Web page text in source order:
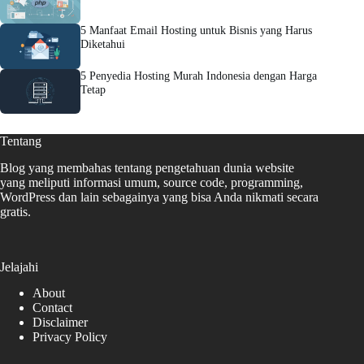
5 Manfaat Email Hosting untuk Bisnis yang Harus
Diketahui
5 Penyedia Hosting Murah Indonesia dengan Harga
Tetap
Tentang
Blog yang membahas tentang pengetahuan dunia website
yang meliputi informasi umum, source code, programming,
WordPress dan lain sebagainya yang bisa Anda nikmati secara
gratis.
Jelajahi
About
Contact
Disclaimer
Privacy Policy